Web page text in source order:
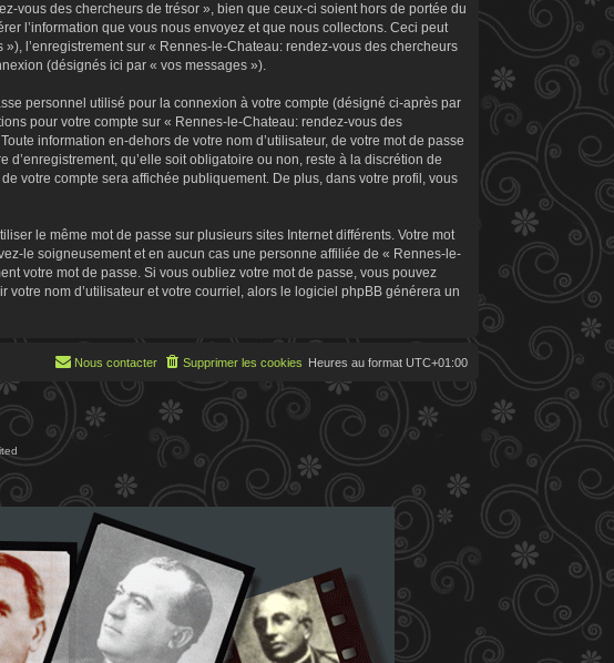
vous des chercheurs de trésor », bien que ceux-ci soient hors de portée du
l’information que vous nous envoyez et que nous collectons. Ceci peut
l’enregistrement sur « Rennes-le-Chateau: rendez-vous des chercheurs
(désignés ici par « vos messages »).
personnel utilisé pour la connexion à votre compte (désigné ci-après par
pour votre compte sur « Rennes-le-Chateau: rendez-vous des
information en-dehors de votre nom d’utilisateur, de votre mot de passe
qu’elle soit obligatoire ou non, reste à la discrétion de
votre compte sera affichée publiquement. De plus, dans votre profil, vous
le même mot de passe sur plusieurs sites Internet différents. Votre mot
le soigneusement et en aucun cas une personne affiliée de « Rennes-le-
votre mot de passe. Si vous oubliez votre mot de passe, vous pouvez
nom d’utilisateur et votre courriel, alors le logiciel phpBB générera un
Heures au format UTC+01:00
Supprimer les cookies
Nous contacter